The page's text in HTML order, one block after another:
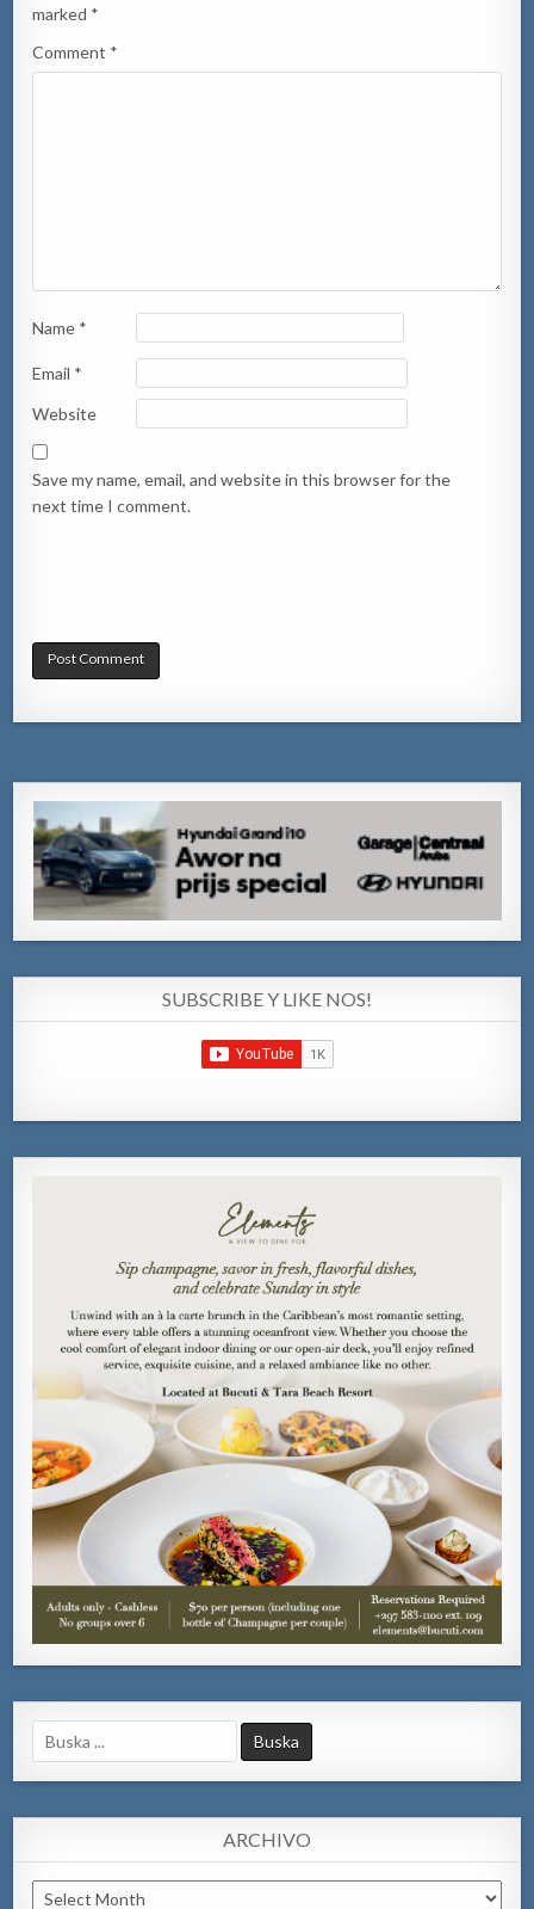
marked *
Comment *
Name *
Email *
Website
Save my name, email, and website in this browser for the
next time I comment.
SUBSCRIBE Y LIKE NOS!
Search
for:
ARCHIVO
Archivo